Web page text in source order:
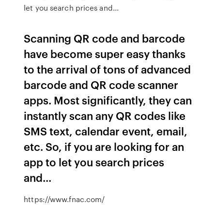
let you search prices and...
Scanning QR code and barcode
have become super easy thanks
to the arrival of tons of advanced
barcode and QR code scanner
apps. Most significantly, they can
instantly scan any QR codes like
SMS text, calendar event, email,
etc. So, if you are looking for an
app to let you search prices
and...
https://www.fnac.com/